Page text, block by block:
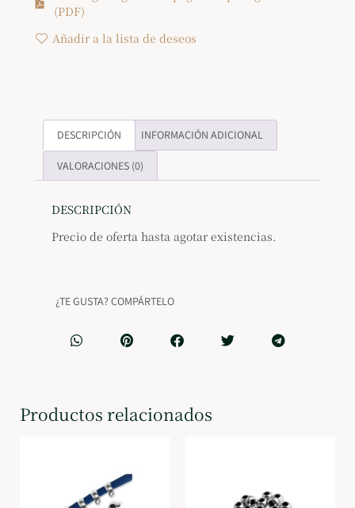
(PDF)
Añadir a la lista de deseos
DESCRIPCIÓN INFORMACIÓN ADICIONAL
VALORACIONES (0)
DESCRIPCIÓN
Precio de oferta hasta agotar existencias.
¿TE GUSTA? COMPÁRTELO
Productos relacionados